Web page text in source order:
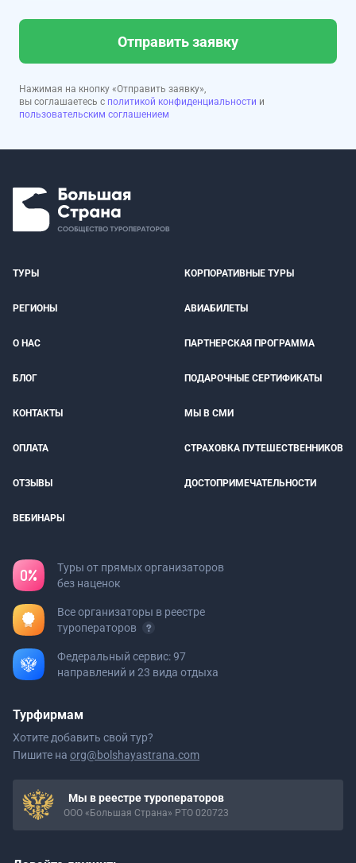
Отправить заявку
Нажимая на кнопку «Отправить заявку»,
вы соглашаетесь с политикой конфиденциальности и
пользовательским соглашением
ТУРЫ КОРПОРАТИВНЫЕ ТУРЫ
РЕГИОНЫ АВИАБИЛЕТЫ
О НАС ПАРТНЕРСКАЯ ПРОГРАММА
БЛОГ ПОДАРОЧНЫЕ СЕРТИФИКАТЫ
КОНТАКТЫ МЫ В СМИ
ОПЛАТА СТРАХОВКА ПУТЕШЕСТВЕННИКОВ
ОТЗЫВЫ ДОСТОПРИМЕЧАТЕЛЬНОСТИ
ВЕБИНАРЫ
Туры от прямых организаторов
без наценок
Все организаторы в реестре
туроператоров
Федеральный сервис: 97
направлений и 23 вида отдыха
Турфирмам
Хотите добавить свой тур?
Пишите на org@bolshayastrana.com
Мы в реестре туроператоров
ООО «Большая Страна» РТО 020723